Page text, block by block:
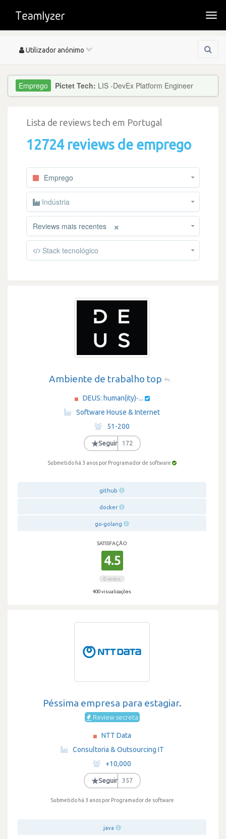
Toggle
Utilizador anónimo
Pictet Tech: LIS -DevEx Platform Engineer
Lista de reviews tech em Portugal
12724 reviews de emprego
Emprego
Indústria
×
Reviews mais recentes
Stack tecnológico
Ambiente de trabalho top
DEUS: human(ity)-...
Software House & Internet
·
51-200
·
★Seguir 172
Submetido há 3 anos por Programador de software
github
docker
go-golang
SATISFAÇÃO
4.5
0 votos
400 visualizações
Péssima empresa para estagiar.
Review secreta
NTT Data
·
Consultoria & Outsourcing IT
·
+10,000
·
★Seguir 357
Submetido há 3 anos por Programador de software
java